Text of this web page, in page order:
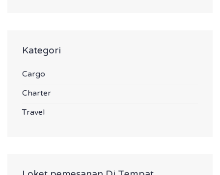
Kategori
Cargo
Charter
Travel